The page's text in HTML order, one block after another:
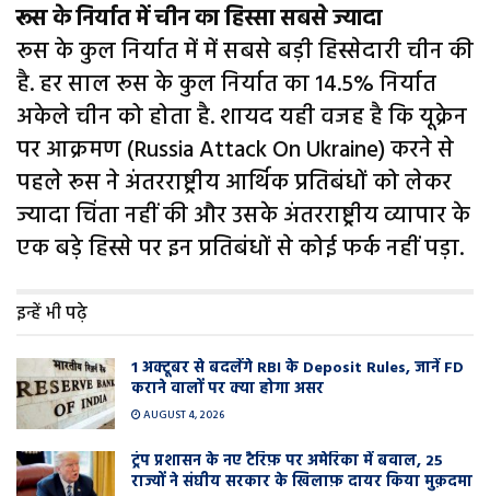
रूस के निर्यात में चीन का हिस्सा सबसे ज्यादा
रूस के कुल निर्यात में में सबसे बड़ी हिस्सेदारी चीन की
है. हर साल रूस के कुल निर्यात का 14.5% निर्यात
अकेले चीन को होता है. शायद यही वजह है कि यूक्रेन
पर आक्रमण (Russia Attack On Ukraine) करने से
पहले रूस ने अंतरराष्ट्रीय आर्थिक प्रतिबंधों को लेकर
ज्यादा चिंता नहीं की और उसके अंतरराष्ट्रीय व्यापार के
एक बड़े हिस्से पर इन प्रतिबंधों से कोई फर्क नहीं पड़ा.
इन्हें भी पढ़े
1 अक्टूबर से बदलेंगे RBI के Deposit Rules, जानें FD
कराने वालों पर क्या होगा असर
AUGUST 4, 2026
ट्रंप प्रशासन के नए टैरिफ़ पर अमेरिका में बवाल, 25
राज्यों ने संघीय सरकार के खिलाफ़ दायर किया मुक़दमा